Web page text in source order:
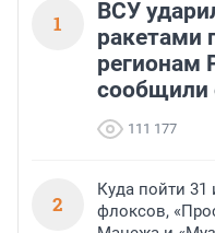
1
ВСУ
ракетами
регионам
сообщили
111 177
2
Куда пойти 31
флоксов,